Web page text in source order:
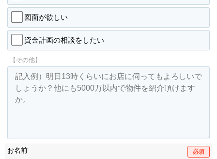
図面が欲しい
資金計画の相談をしたい
【その他】
お名前 必須